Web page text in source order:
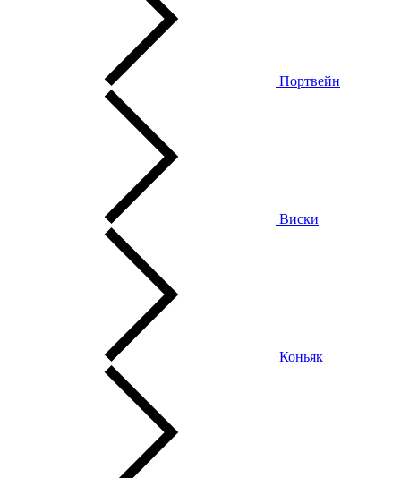
Портвейн
Виски
Коньяк